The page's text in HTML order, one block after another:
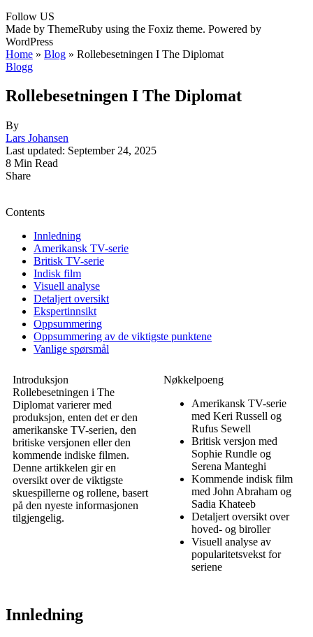
Follow US
Made by ThemeRuby using the Foxiz theme. Powered by
WordPress
Home » Blog » Rollebesetningen I The Diplomat
Blogg
Rollebesetningen I The Diplomat
By
Lars Johansen
Last updated: September 24, 2025
8 Min Read
Share
Contents
Innledning
Amerikansk TV-serie
Britisk TV-serie
Indisk film
Visuell analyse
Detaljert oversikt
Ekspertinnsikt
Oppsummering
Oppsummering av de viktigste punktene
Vanlige spørsmål
Introduksjon
Rollebesetningen i The
Diplomat varierer med
produksjon, enten det er den
amerikanske TV-serien, den
britiske versjonen eller den
kommende indiske filmen.
Denne artikkelen gir en
oversikt over de viktigste
skuespillerne og rollene, basert
på den nyeste informasjonen
tilgjengelig.
Nøkkelpoeng
Amerikansk TV-serie
med Keri Russell og
Rufus Sewell
Britisk versjon med
Sophie Rundle og
Serena Manteghi
Kommende indisk film
med John Abraham og
Sadia Khateeb
Detaljert oversikt over
hoved- og biroller
Visuell analyse av
popularitetsvekst for
seriene
Innledning